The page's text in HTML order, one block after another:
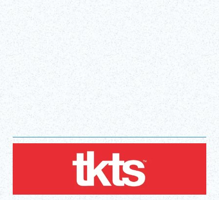
ＣＲＥＶＩＡ ＢＡＳＥ Tokyo
Obtenir des billets !
Afficher tout